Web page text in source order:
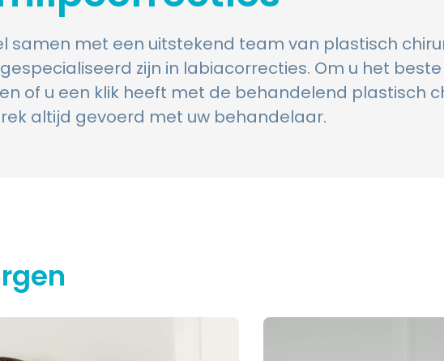
samen met een uitstekend team van plastisch
zijn in labiacorrecties. Om u het
of u een klik heeft met de behandelend plastisch
altijd gevoerd met uw behandelaar.